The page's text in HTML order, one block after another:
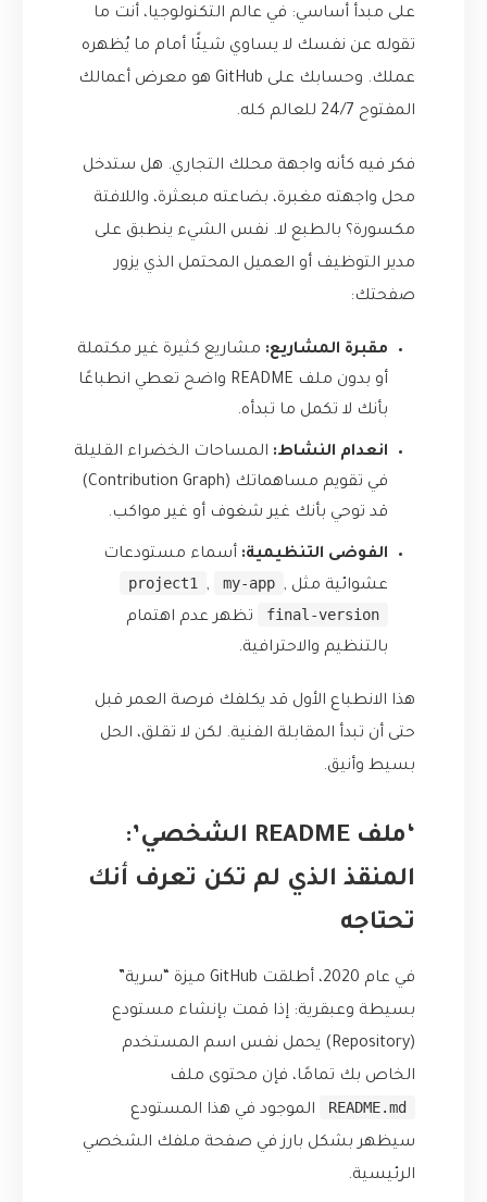
على مبدأ أساسي: في عالم التكنولوجيا، أنت ما
تقوله عن نفسك لا يساوي شيئًا أمام ما يُظهره
عملك. وحسابك على GitHub هو معرض أعمالك
المفتوح 24/7 للعالم كله.
فكر فيه كأنه واجهة محلك التجاري. هل ستدخل
محل واجهته مغبرة، بضاعته مبعثرة، واللافتة
مكسورة؟ بالطبع لا. نفس الشيء ينطبق على
مدير التوظيف أو العميل المحتمل الذي يزور
صفحتك:
مقبرة المشاريع: مشاريع كثيرة غير مكتملة
أو بدون ملف README واضح تعطي انطباعًا
بأنك لا تكمل ما تبدأه.
انعدام النشاط: المساحات الخضراء القليلة
في تقويم مساهماتك (Contribution Graph)
قد توحي بأنك غير شغوف أو غير مواكب.
الفوضى التنظيمية: أسماء مستودعات
عشوائية مثل
project1 , my-app ,
final-version
تظهر عدم اهتمام
بالتنظيم والاحترافية.
هذا الانطباع الأول قد يكلفك فرصة العمر قبل
حتى أن تبدأ المقابلة الفنية. لكن لا تقلق، الحل
بسيط وأنيق.
‘ملف README الشخصي’:
المنقذ الذي لم تكن تعرف أنك
تحتاجه
في عام 2020، أطلقت GitHub ميزة “سرية”
بسيطة وعبقرية: إذا قمت بإنشاء مستودع
(Repository) يحمل نفس اسم المستخدم
الخاص بك تمامًا، فإن محتوى ملف
README.md
الموجود في هذا المستودع
سيظهر بشكل بارز في صفحة ملفك الشخصي
الرئيسية.